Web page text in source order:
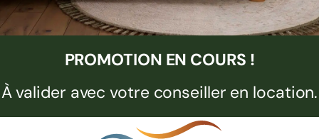
PROMOTION EN COURS !
À valider avec votre conseiller en location.